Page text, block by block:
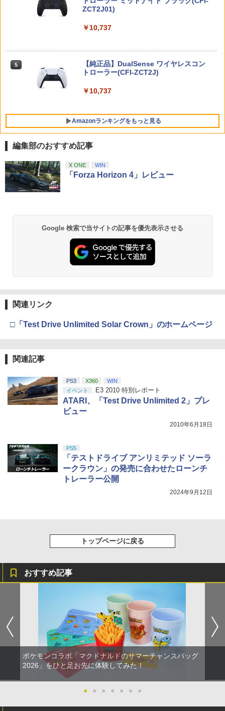
船＆かけだし騎士の応援パック・かけだ
し騎士のスタートダッシュパック)
￥6,910
レイサー・アガット+【早期購入外付特
典】DLCチラシ)
￥7,480
5
【特典】鬼武者 Way of the Sword(【初
回購入封入特典】プロダクトコード)
￥7,641
【中古】エースコンバット04 シャッター
ンラインコード版
ンラインコード版
ZCT2J01)
￥10,737
5
【純正品】DualSense ワイヤレスコン
トローラー(CFI-ZCT2J)
￥10,737
Amazonランキングをもっと見る
1
【純正品】Xbox ワイヤレス コントロー
ラー + USB-C® ケーブル
【純正品】Xbox ワイヤレス コントロー
ラー (ロボット ホワイト)
￥7,681
￥8,020
4
￥2,618
【国内正規品】Thrustmaster スラスト
s X|S 対応の高精度 H パターン シフター
￥14,141
1
劇場版「鬼滅の刃」無限城編 第一章 猗
窩座再来 通常版 [Blu-ray]
劇場版「鬼滅の刃」無限城編 第一章 猗
窩座再来 通常版 [DVD]
￥3,523
3
ナル三方背収納ケース付きコレクション)
￥10,780
劇場版「鬼滅の刃」無限城編 第一章 猗
窩座再来 完全生産限定版 [Blu-ray]
『映画 ラブライブ！蓮ノ空女学院スクー
ルアイドルクラブ Bloom Garden Part
編集部のおすすめ記事
X ONE WIN
「Forza Horizon 4」レビュー
Google 検索で当サイトの記事を優先表示させる
関連リンク
□「Test Drive Unlimited Solar Crown」のホームページ
関連記事
PS3 X360
WIN
イベント
E3 2010 特別レポート
ATARI、「Test Drive Unlimited 2」プレ
ビュー
2010年6月18日
PS5
「テストドライブ アンリミテッド ソーラ
ークラウン」の発売に合わせたローンチ
トレーラー公開
2024年9月12日
トップページに戻る
おすすめ記事
ポケモンコラボ「マクドナルドのサマーチャンスバッグ
2026」をひと足お先に体験してみた！
● ● ● ● ● ● ●